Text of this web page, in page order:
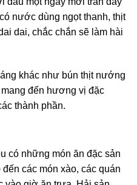
nước dùng ngọt thanh, thịt
dai, chắc chắn sẽ làm hài
khác như bún thịt nướng
đến hương vị đặc
thành phần.
có những món ăn đặc sản
các món xào, các quán